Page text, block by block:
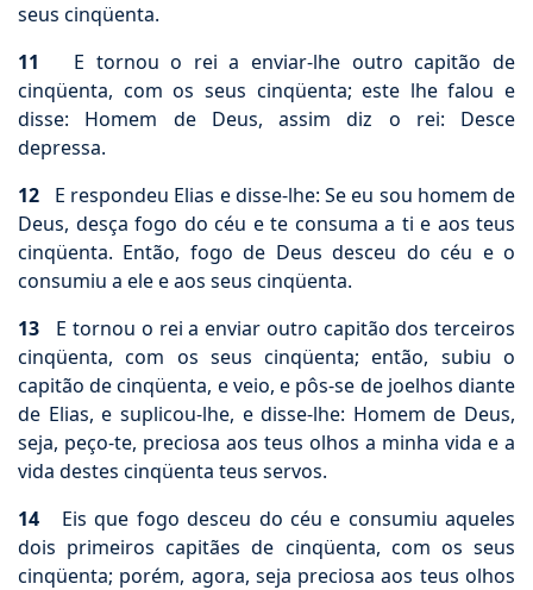
seus cinqüenta.
11 E tornou o rei a enviar-lhe outro capitão de
cinqüenta, com os seus cinqüenta; este lhe falou e
disse: Homem de Deus, assim diz o rei: Desce
depressa.
12 E respondeu Elias e disse-lhe: Se eu sou homem de
Deus, desça fogo do céu e te consuma a ti e aos teus
cinqüenta. Então, fogo de Deus desceu do céu e o
consumiu a ele e aos seus cinqüenta.
13 E tornou o rei a enviar outro capitão dos terceiros
cinqüenta, com os seus cinqüenta; então, subiu o
capitão de cinqüenta, e veio, e pôs-se de joelhos diante
de Elias, e suplicou-lhe, e disse-lhe: Homem de Deus,
seja, peço-te, preciosa aos teus olhos a minha vida e a
vida destes cinqüenta teus servos.
14 Eis que fogo desceu do céu e consumiu aqueles
dois primeiros capitães de cinqüenta, com os seus
cinqüenta; porém, agora, seja preciosa aos teus olhos